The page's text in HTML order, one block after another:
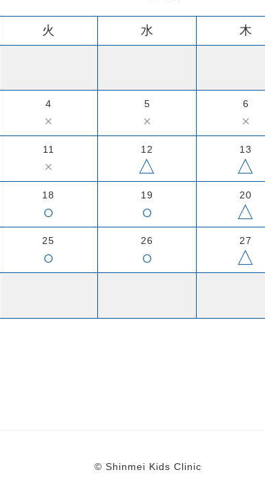
火 水 木
4
×
5
×
6
×
11
×
12
△
13
△
18
○
19
○
20
△
25
○
26
○
27
△
© Shinmei Kids Clinic